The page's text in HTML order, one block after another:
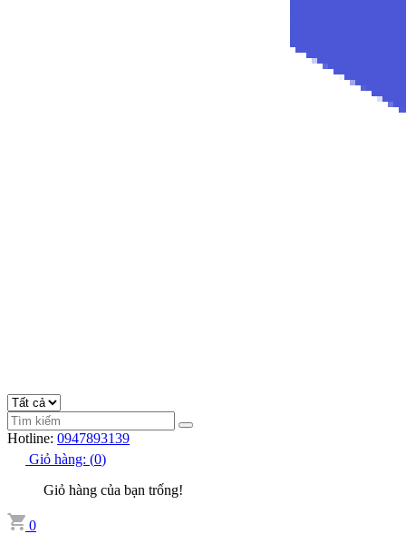
Hotline: 0947893139
Giỏ hàng: (0)
Giỏ hàng của bạn trống!
0